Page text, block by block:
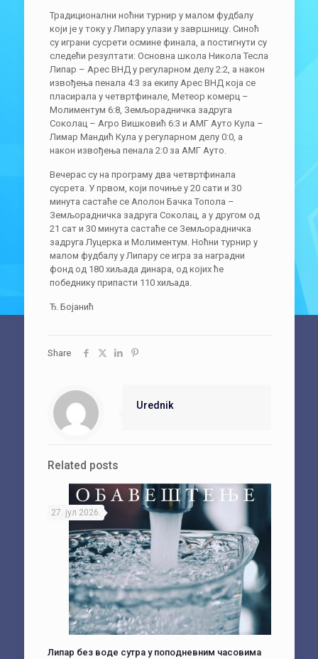
Традиционални ноћни турнир у малом фудбалу
који је у току у Липару улази у завршницу. Синоћ
су играни сусрети осмине финала, а постигнути су
следећи резултати: Основна школа Никола Тесла
Липар – Арес ВНД у регуларном делу 2:2, а након
извођења пенала 4:3 за екипу Арес ВНД која се
пласирала у четвртфинале, Метеор комерц –
Молиментум 6:8, Земљорадничка задруга
Соколац – Агро Вишковић 6:3 и АМГ Ауто Кула –
Лимар Мандић Кула у регуларном делу 0:0, а
након извођења пенала 2:0 за АМГ Ауто.
Вечерас су на програму два четвртфинала
сусрета. У првом, који почиње у 20 сати и 30
минута састаће се Аполон Бачка Топола –
Земљорадничка задруга Соколац, а у другом од
21 сат и 30 минута састаће се Земљорадничка
задруга Луцерка и Молиментум. Ноћни турнир у
малом фудбалу у Липару се игра за наградни
фонд од 180 хиљада динара, од којих ће
победнику припасти 110 хиљада.
Ђ. Бојанић
Share
Urednik
Related posts
27. јул 2026.
Липар без воде сутра у поподневним часовима